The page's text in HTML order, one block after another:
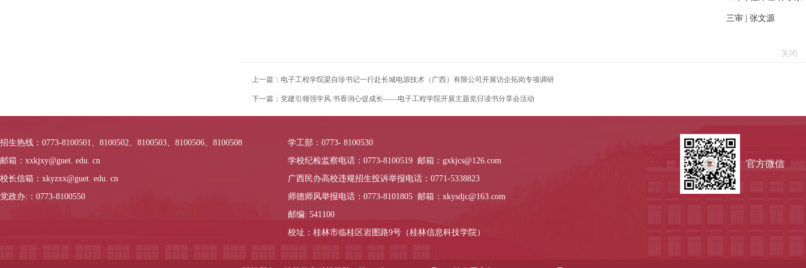
三审 | 张文源
关闭
上一篇：电子工程学院梁自珍书记一行赴长城电源技术（广西）有限公司开展访企拓岗专项调研
下一篇：党建引领强学风 书香润心促成长——电子工程学院开展主题党日读书分享会活动
招生热线：0773-8100501、8100502、8100503、8100506、8100508
邮箱：xxkjxy@guet. edu. cn
校长信箱：xkyzxx@guet. edu. cn
党政办:：0773-8100550
学工部：0773- 8100530
学校纪检监察电话：0773-8100519 邮箱：gxkjcs@126.com
广西民办高校违规招生投诉举报电话：0771-5338823
师德师风举报电话：0773-8101805 邮箱：xkysdjc@163.com
邮编: 541100
校址：桂林市临桂区岩图路9号（桂林信息科技学院）
官方微信